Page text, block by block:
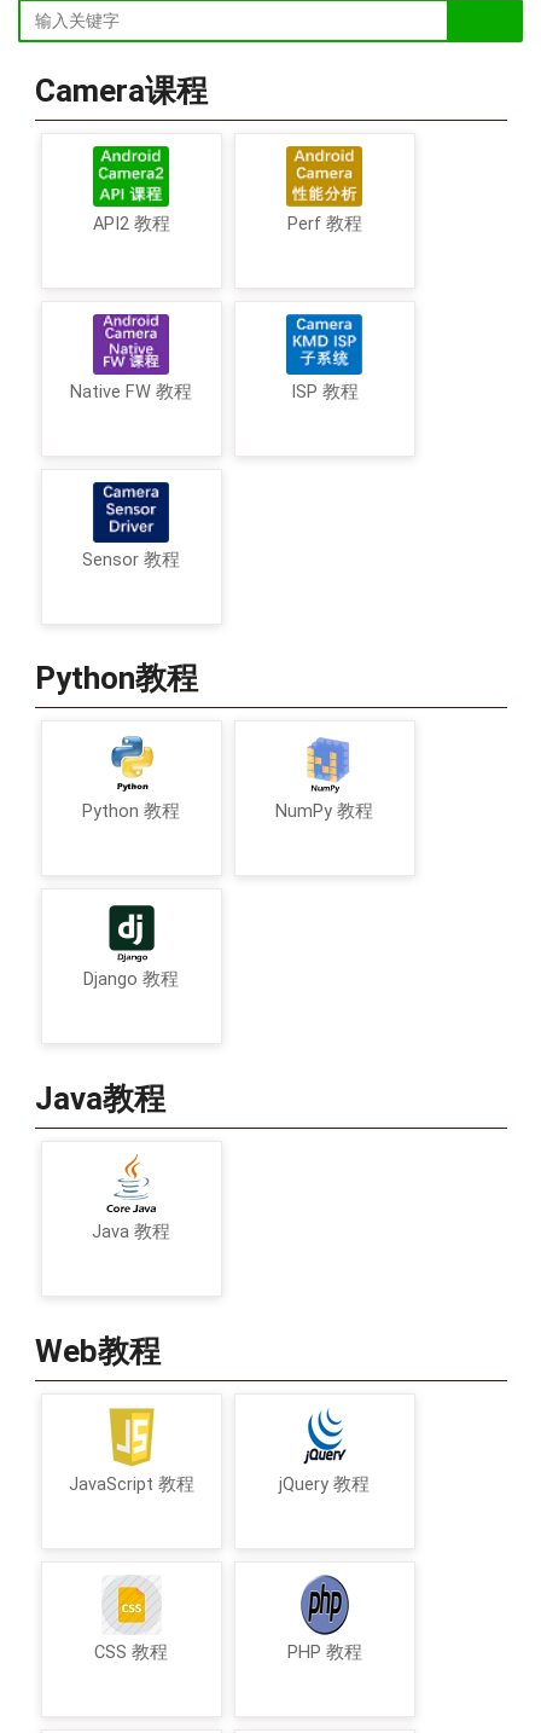
Camera课程
API2 教程 Perf 教程
Native FW 教程 ISP 教程
Sensor 教程
Python教程
Python 教程 NumPy 教程
Django 教程
Java教程
Java 教程
Web教程
JavaScript 教程 jQuery 教程
CSS 教程 PHP 教程